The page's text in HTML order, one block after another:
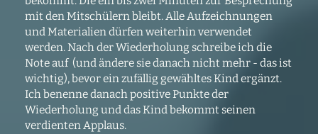
mit den Mitschülern bleibt. Alle Aufzeichnungen
und Materialien dürfen weiterhin verwendet
werden. Nach der Wiederholung schreibe ich die
Note auf (und ändere sie danach nicht mehr - das ist
wichtig), bevor ein zufällig gewähltes Kind ergänzt.
Ich benenne danach positive Punkte der
Wiederholung und das Kind bekommt seinen
verdienten Applaus.